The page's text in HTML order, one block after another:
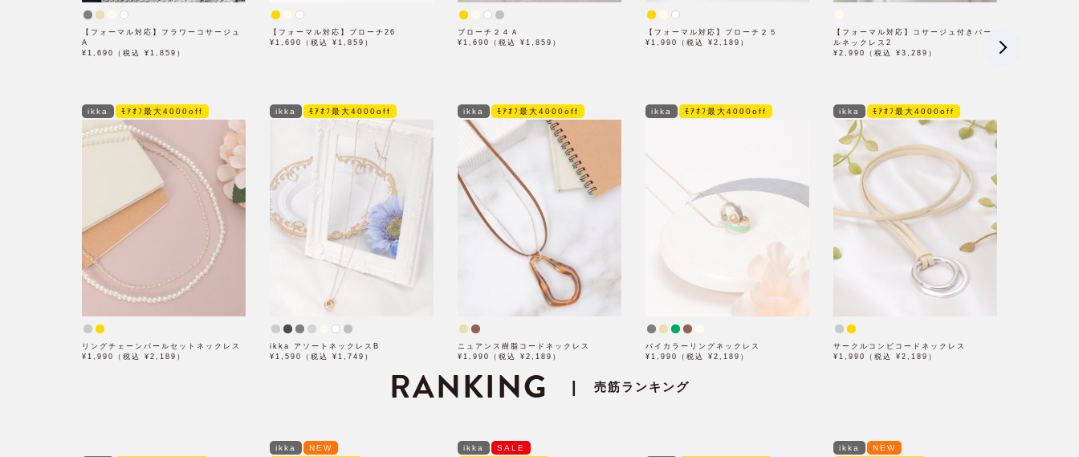
【フォーマル対応】フラワーコサージュ
A
¥1,690（税込 ¥1,859）
【フォーマル対応】ブローチ26
¥1,690（税込 ¥1,859）
ブローチ２４Ａ
¥1,690（税込 ¥1,859）
【フォーマル対応】ブローチ２５
¥1,990（税込 ¥2,189）
【フォーマル対応】コサージュ付きパー
ルネックレス2
¥2,990（税込 ¥3,289）
ikka ﾓｱｵﾌ最大4000off
リングチェーンパールセットネックレス
¥1,990（税込 ¥2,189）
ikka ﾓｱｵﾌ最大4000off
ikka アソートネックレスB
¥1,590（税込 ¥1,749）
ikka ﾓｱｵﾌ最大4000off
ニュアンス樹脂コードネックレス
¥1,990（税込 ¥2,189）
ikka ﾓｱｵﾌ最大4000off
バイカラーリングネックレス
¥1,990（税込 ¥2,189）
ikka ﾓｱｵﾌ最大4000off
サークルコンビコードネックレス
¥1,990（税込 ¥2,189）
RANKING 売筋ランキング
ikka
NEW
ikka
SALE
ikka
NEW